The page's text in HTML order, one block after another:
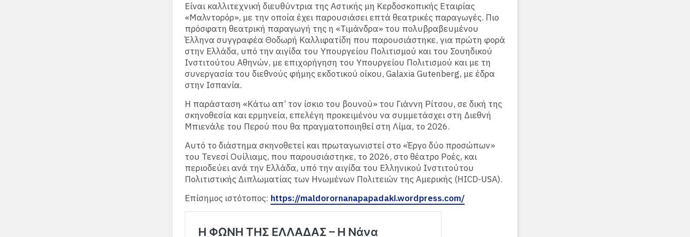
Είναι καλλιτεχνική διευθύντρια της Αστικής μη Κερδοσκοπικής Εταιρίας
«Μαλντορόρ», με την οποία έχει παρουσιάσει επτά θεατρικές παραγωγές. Πιο
πρόσφατη θεατρική παραγωγή της η «Τιμάνδρα» του πολυβραβευμένου
Έλληνα συγγραφέα Θοδωρή Καλλιφατίδη που παρουσιάστηκε, για πρώτη φορά
στην Ελλάδα, υπό την αιγίδα του Υπουργείου Πολιτισμού και του Σουηδικού
Ινστιτούτου Αθηνών, με επιχορήγηση του Υπουργείου Πολιτισμού και με τη
συνεργασία του διεθνούς φήμης εκδοτικού οίκου, Galaxia Gutenberg, με έδρα
στην Ισπανία.
Η παράσταση «Κάτω απ’ τον ίσκιο του βουνού» του Γιάννη Ρίτσου, σε δική της
σκηνοθεσία και ερμηνεία, επελέγη προκειμένου να συμμετάσχει στη Διεθνή
Μπιενάλε του Περού που θα πραγματοποιηθεί στη Λίμα, το 2026.
Αυτό το διάστημα σκηνοθετεί και πρωταγωνιστεί στο «Έργο δύο προσώπων»
του Τενεσί Ουίλιαμς, που παρουσιάστηκε, το 2026, στο θέατρο Ροές, και
περιοδεύει ανά την Ελλάδα, υπό την αιγίδα του Ελληνικού Ινστιτούτου
Πολιτιστικής Διπλωματίας των Ηνωμένων Πολιτειών της Αμερικής (HICD-USA).
Επίσημος ιστότοπος: https://maldorornanapapadaki.wordpress.com/